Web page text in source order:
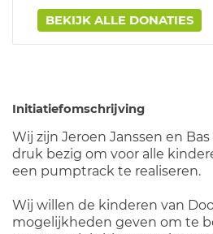
BEKIJK ALLE DONATIES
Initiatiefomschrijving
Wij zijn Jeroen Janssen en
druk bezig om voor alle
een pumptrack te realiseren.
Wij willen de kinderen van
mogelijkheden geven om te